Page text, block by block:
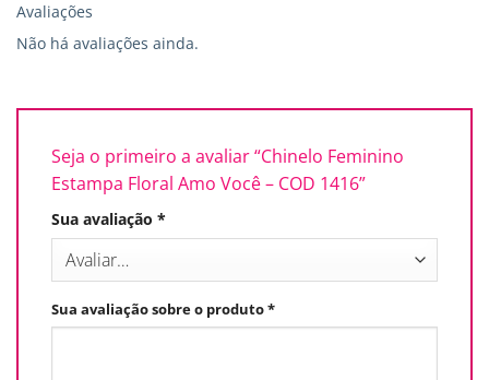
Avaliações
Não há avaliações ainda.
Seja o primeiro a avaliar “Chinelo Feminino
Estampa Floral Amo Você – COD 1416”
Sua avaliação *
Sua avaliação sobre o produto*